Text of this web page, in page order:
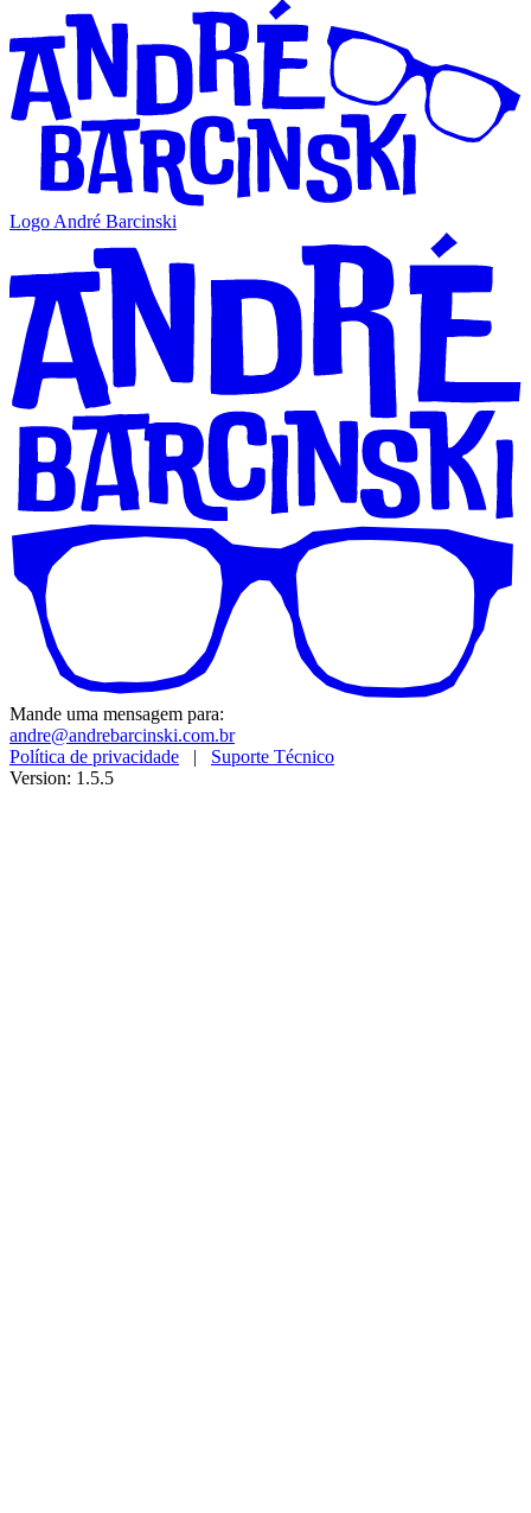
Logo André Barcinski
Mande uma mensagem para:
andre@andrebarcinski.com.br
Política de privacidade | Suporte Técnico
Version: 1.5.5